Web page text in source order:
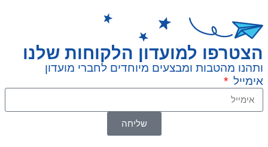
הצטרפו למועדון הלקוחות שלנו
ותהנו מהטבות ומבצעים מיוחדים לחברי מועדון
אימייל
שליחה